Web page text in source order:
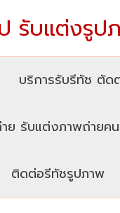
รับแต่งรูป
บริการรับรีทัช ตัด
ย รับแต่งภาพถ่ายค
ติดต่อรีทัชรูปภาพ